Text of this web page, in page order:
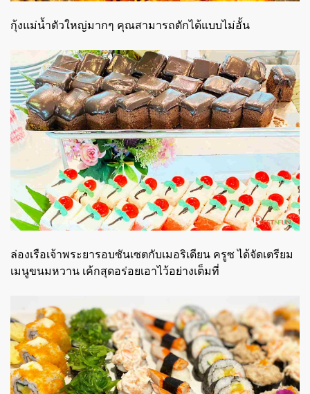
กุ้งแม่น้ำตัวใหญ่มากๆ คุณสามารถตักได้แบบไม่อั้น
ล่องเรือเจ้าพระยารอบซันเซตกับเมอริเดียน ครูซ ได้จัดเตรียม
เมนูขนมหวาน เค้กสุดอร่อยเอาไว้อย่างเต็มที่